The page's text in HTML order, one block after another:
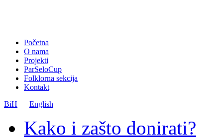
Početna
O nama
Projekti
ParSeloCup
Folklorna sekcija
Kontakt
BiH
English
Kako i zašto donirati?